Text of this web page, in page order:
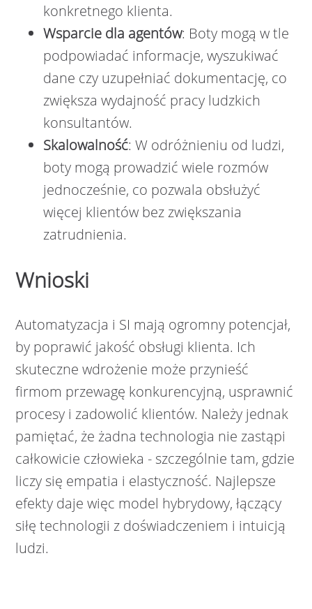
konkretnego klienta.
Wsparcie dla agentów: Boty mogą w tle
podpowiadać informacje, wyszukiwać
dane czy uzupełniać dokumentację, co
zwiększa wydajność pracy ludzkich
konsultantów.
Skalowalność: W odróżnieniu od ludzi,
boty mogą prowadzić wiele rozmów
jednocześnie, co pozwala obsłużyć
więcej klientów bez zwiększania
zatrudnienia.
Wnioski
Automatyzacja i SI mają ogromny potencjał,
by poprawić jakość obsługi klienta. Ich
skuteczne wdrożenie może przynieść
firmom przewagę konkurencyjną, usprawnić
procesy i zadowolić klientów. Należy jednak
pamiętać, że żadna technologia nie zastąpi
całkowicie człowieka - szczególnie tam, gdzie
liczy się empatia i elastyczność. Najlepsze
efekty daje więc model hybrydowy, łączący
siłę technologii z doświadczeniem i intuicją
ludzi.